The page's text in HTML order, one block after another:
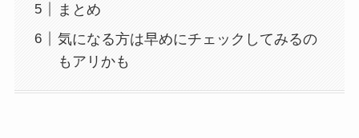
まとめ
気になる方は早めにチェックしてみるの
もアリかも